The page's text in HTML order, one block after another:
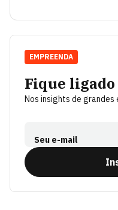
Fique ligado
Nos insights de grandes
Seu e-mail
EMPREENDA